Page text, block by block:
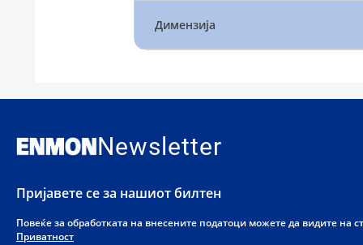
Димензија
Newsletter
Пријавете се за нашиот билтен
Повеќе за обработката на внесените податоци можете да видите на
Приватност